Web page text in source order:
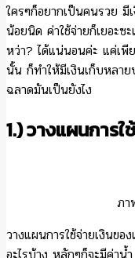
ใครๆก็อยากเป็นคนรวย
น้อยนิด ค่าใช้จ่ายก็เยอะซ
หว่า? ได้แน่นอนค่ะ แค่เพี
นั้น ก็ทำให้มีเงินเก็บหลาย
ฉลาดมันเป็นยังไง
1.) วางแผนการใ
ภา
วางแผนการใช้จ่ายเงินขอ